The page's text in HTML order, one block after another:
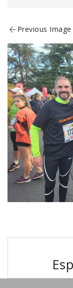
Previous Image
l’article